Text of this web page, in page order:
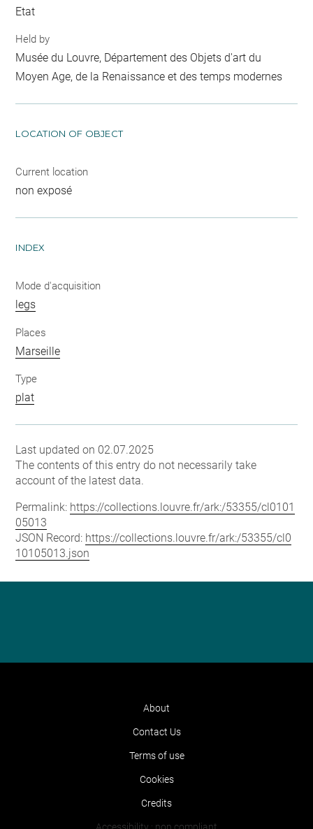
Etat
Held by
Musée du Louvre, Département des Objets d'art du
Moyen Age, de la Renaissance et des temps modernes
LOCATION OF OBJECT
Current location
non exposé
INDEX
Mode d'acquisition
legs
Places
Marseille
Type
plat
Last updated on 02.07.2025
The contents of this entry do not necessarily take
account of the latest data.
Permalink: https://collections.louvre.fr/ark:/53355/cl0101
05013
JSON Record: https://collections.louvre.fr/ark:/53355/cl0
10105013.json
About
Contact Us
Terms of use
Cookies
Credits